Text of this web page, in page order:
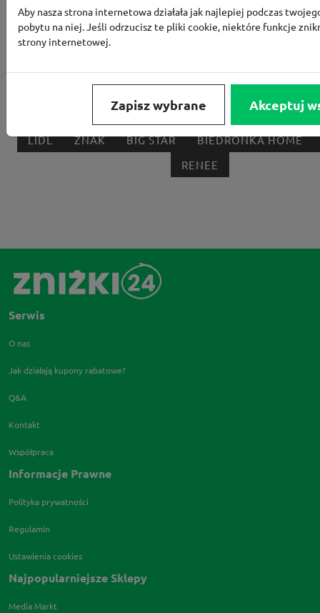
MEDIA EXPERT
EOBUWIE
KOMPUTRONIK
BORN2BE
ERLI ANSWEAR 4F
MEDIA MARKT ALLEGRO PAY
LIDL
ZNAK BIG STAR
BIEDRONKA HOME
RENEE
Serwis
O nas
Jak działają kupony rabatowe?
Q&A
Kontakt
Współpraca
Informacje Prawne
Polityka prywatności
Regulamin
Ustawienia cookies
Najpopularniejsze Sklepy
Media Markt
Aby nasza strona internetowa działała jak najlepiej podczas
pobytu na niej. Jeśli odrzucisz te pliki cookie, niektóre funkcje
strony internetowej.
Zapisz wybrane Akceptuj